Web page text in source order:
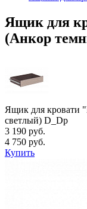
Ящик для
(Анкор
Ящик для кровати
светлый) D_Dp
3 190 руб.
4 750 руб.
Купить